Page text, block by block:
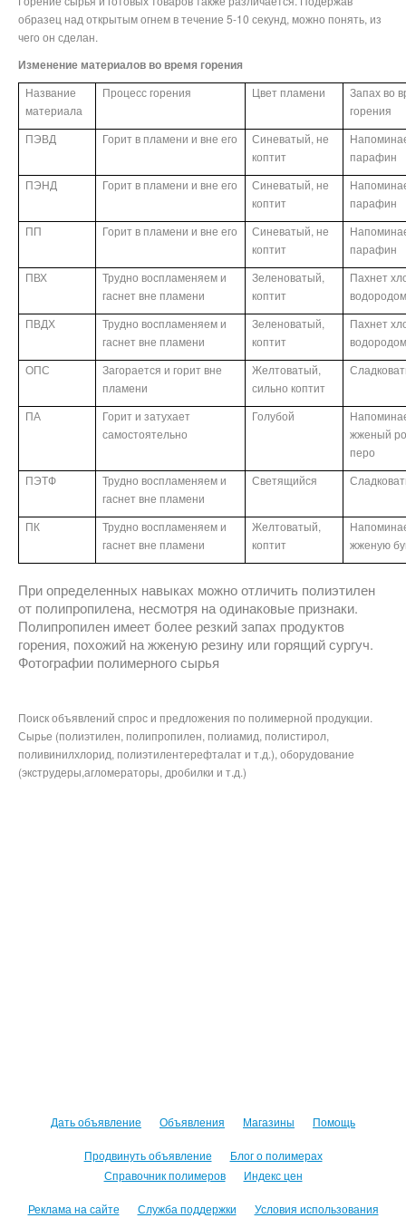
образец над открытым огнем в течение 5-10 секунд, можно понять, из
чего он сделан.
Изменение материалов во время горения
Название
материала
Процесс горения Цвет пламени
Запах во
горения
ПЭВД
Горит в пламени и вне его
Синеватый, не
коптит
парафин
ПЭНД
Горит в пламени и вне его
Синеватый, не
коптит
парафин
ПП
Горит в пламени и вне его
Синеватый, не
коптит
парафин
ПВХ
Трудно воспламеняем и
гаснет вне пламени
Зеленоватый,
коптит
Пахнет
ПВДХ
Трудно воспламеняем и
гаснет вне пламени
Зеленоватый,
коптит
Пахнет
ОПС
Загорается и горит вне
пламени
Желтоватый,
сильно коптит
ПА
Горит и затухает
самостоятельно
Голубой
жженый
перо
ПЭТФ
Трудно воспламеняем и
гаснет вне пламени
Светящийся
ПК
Трудно воспламеняем и
гаснет вне пламени
Желтоватый,
коптит
жженую
При определенных навыках можно отличить полиэтилен
от полипропилена, несмотря на одинаковые признаки.
Полипропилен имеет более резкий запах продуктов
горения, похожий на жженую резину или горящий сургуч.
Фотографии полимерного сырья
Поиск объявлений спрос и предложения по полимерной продукции.
Сырье (полиэтилен, полипропилен, полиамид, полистирол,
поливинилхлорид, полиэтилентерефталат и т.д.), оборудование
(экструдеры,агломераторы, дробилки и т.д.)
Дать объявление Объявления Магазины Помощь
Продвинуть объявление
Блог о полимерах
Справочник полимеров
Индекс цен
Реклама на сайте Служба поддержки Условия использования